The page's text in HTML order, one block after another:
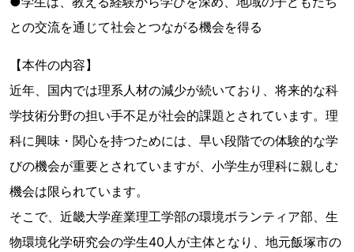
との交流を通じて社会とつながる機会を得る
【本件の内容】
近年、国内では理系人材の減少が続いており、将来的な科
学技術分野の担い手不足が社会的課題とされています。理
科に興味・関心を持つためには、早い段階での体験的な学
びの機会が重要とされていますが、小学生が理科に親しむ
機会は限られています。
そこで、近畿大学産業理工学部の環境ボランティア部、生
物環境化学研究会の学生40人が主体となり、地元飯塚市の